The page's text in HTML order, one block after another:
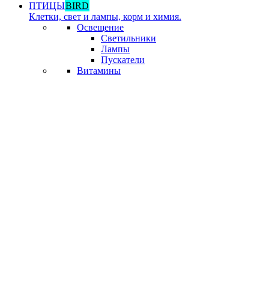
ПТИЦЫBIRD
Клетки, свет и лампы, корм и химия.
Освещение
Светильники
Лампы
Пускатели
Витамины